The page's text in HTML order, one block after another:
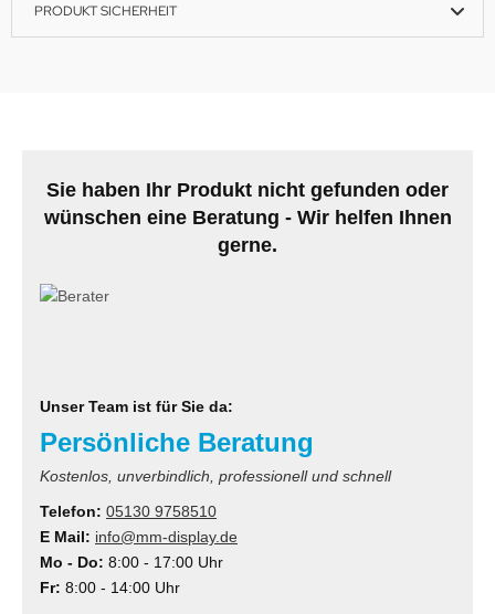
PRODUKT SICHERHEIT
Sie haben Ihr Produkt nicht gefunden oder
wünschen eine Beratung - Wir helfen Ihnen
gerne.
Unser Team ist für Sie da:
Persönliche Beratung
Kostenlos, unverbindlich, professionell und schnell
Telefon: 05130 9758510
E Mail: info@mm-display.de
Mo - Do: 8:00 - 17:00 Uhr
Fr: 8:00 - 14:00 Uhr